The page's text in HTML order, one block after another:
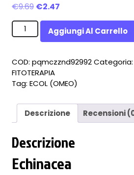
€9.69 Il
originale
era:
€2.47
attuale
è:
ECHINACEA
ESTR
50ML
813
quantità
Aggiungi Al Carrello
COD: pqmczznd92992Categoria:
FITOTERAPIA
Tag: ECOL (OMEO)
Descrizione Recensioni
Descrizione
Echinacea